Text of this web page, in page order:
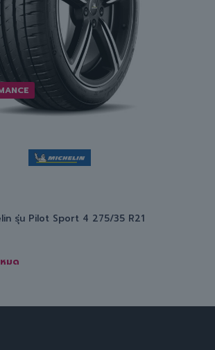
รุ่น Pilot Sport 4 275/35 R21
มด